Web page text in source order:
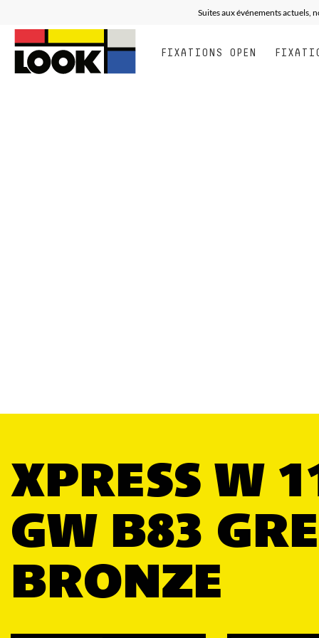
Suites aux événements actuels,
FIXATIONS OPEN
XPRESS W
GW B83
BRONZE